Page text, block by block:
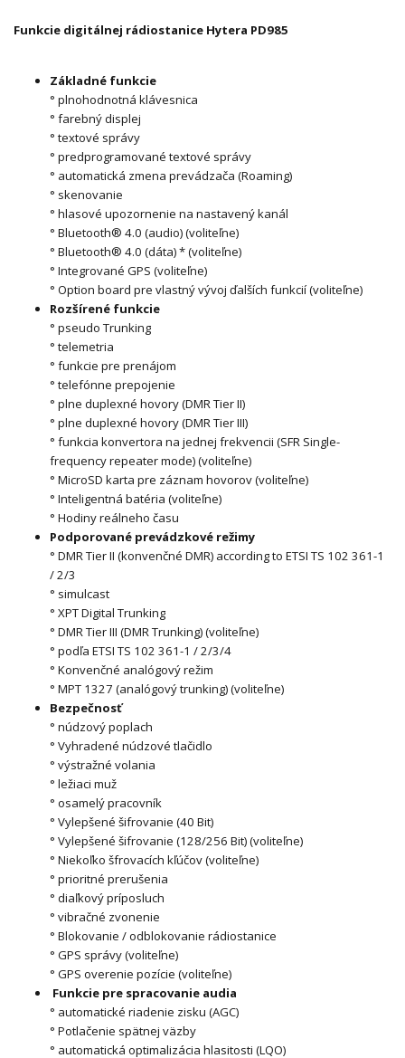
Funkcie digitálnej rádiostanice Hytera PD985
Základné funkcie
° plnohodnotná klávesnica
° farebný displej
° textové správy
° predprogramované textové správy
° automatická zmena prevádzača (Roaming)
° skenovanie
° hlasové upozornenie na nastavený kanál
° Bluetooth® 4.0 (audio) (voliteľne)
° Bluetooth® 4.0 (dáta) * (voliteľne)
° Integrované GPS (voliteľne)
° Option board pre vlastný vývoj ďalších funkcií (voliteľne)
Rozšírené funkcie
° pseudo Trunking
° telemetria
° funkcie pre prenájom
° telefónne prepojenie
° plne duplexné hovory (DMR Tier II)
° plne duplexné hovory (DMR Tier III)
° funkcia konvertora na jednej frekvencii (SFR Single-
frequency repeater mode) (voliteľne)
° MicroSD karta pre záznam hovorov (voliteľne)
° Inteligentná batéria (voliteľne)
° Hodiny reálneho času
Podporované prevádzkové režimy
° DMR Tier II (konvenčné DMR) according to ETSI TS 102 361-1
/ 2/3
° simulcast
° XPT Digital Trunking
° DMR Tier III (DMR Trunking) (voliteľne)
° podľa ETSI TS 102 361-1 / 2/3/4
° Konvenčné analógový režim
° MPT 1327 (analógový trunking) (voliteľne)
Bezpečnosť
° núdzový poplach
° Vyhradené núdzové tlačidlo
° výstražné volania
° ležiaci muž
° osamelý pracovník
° Vylepšené šifrovanie (40 Bit)
° Vylepšené šifrovanie (128/256 Bit) (voliteľne)
° Niekoľko šfrovacích kľúčov (voliteľne)
° prioritné prerušenia
° diaľkový príposluch
° vibračné zvonenie
° Blokovanie / odblokovanie rádiostanice
° GPS správy (voliteľne)
° GPS overenie pozície (voliteľne)
Funkcie pre spracovanie audia
° automatické riadenie zisku (AGC)
° Potlačenie spätnej väzby
° automatická optimalizácia hlasitosti (LQO)